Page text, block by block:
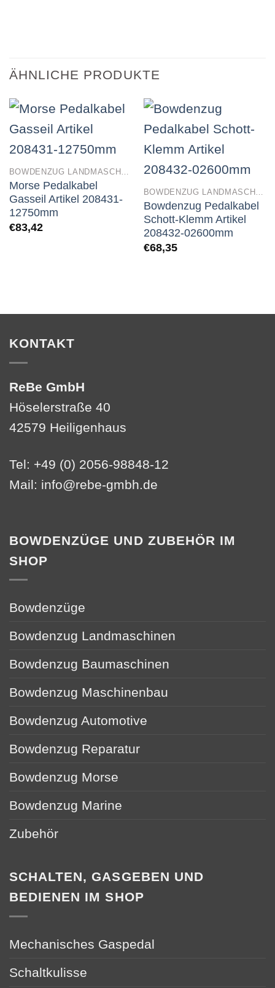
ÄHNLICHE PRODUKTE
BOWDENZUG LANDMASCHINEN
Morse Pedalkabel
Gasseil Artikel 208431-
12750mm
€83,42
BOWDENZUG LANDMASCHINEN
Bowdenzug Pedalkabel
Schott-Klemm Artikel
208432-02600mm
€68,35
KONTAKT
ReBe GmbH
Höselerstraße 40
42579 Heiligenhaus
Tel: +49 (0) 2056-98848-12
Mail: info@rebe-gmbh.de
BOWDENZÜGE UND ZUBEHÖR IM
SHOP
Bowdenzüge
Bowdenzug Landmaschinen
Bowdenzug Baumaschinen
Bowdenzug Maschinenbau
Bowdenzug Automotive
Bowdenzug Reparatur
Bowdenzug Morse
Bowdenzug Marine
Zubehör
SCHALTEN, GASGEBEN UND
BEDIENEN IM SHOP
Mechanisches Gaspedal
Schaltkulisse